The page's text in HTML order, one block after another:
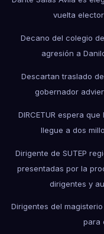
vuelta
Decano del colegio
agresión a
Descartan traslado de
gobernador
DIRCETUR espera
llegue a dos
Dirigente de SUTEP
presentadas por la
dirigentes y
Dirigentes del
para